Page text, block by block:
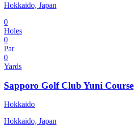
Hokkaido, Japan
0
Holes
0
Par
0
Yards
Sapporo Golf Club Yuni Course
Hokkaido
Hokkaido, Japan